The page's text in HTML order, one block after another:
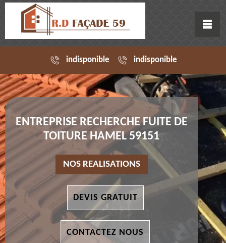
indisponible indisponible
ENTREPRISE RECHERCHE FUITE DE
TOITURE HAMEL 59151
NOS REALISATIONS
DEVIS GRATUIT
CONTACTEZ NOUS